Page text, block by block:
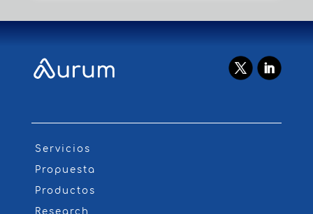
Servicios
Propuesta
Productos
Research